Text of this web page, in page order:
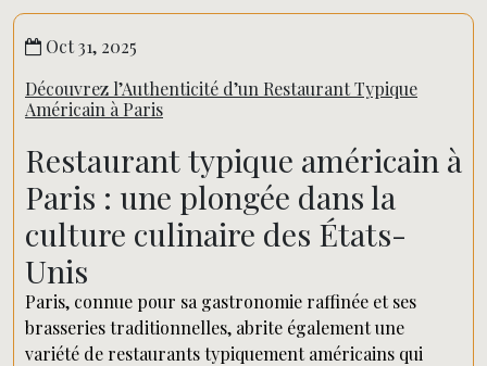
Oct 31, 2025
Découvrez l’Authenticité d’un Restaurant Typique
Américain à Paris
Restaurant typique américain à
Paris : une plongée dans la
culture culinaire des États-
Unis
Paris, connue pour sa gastronomie raffinée et ses
brasseries traditionnelles, abrite également une
variété de restaurants typiquement américains qui